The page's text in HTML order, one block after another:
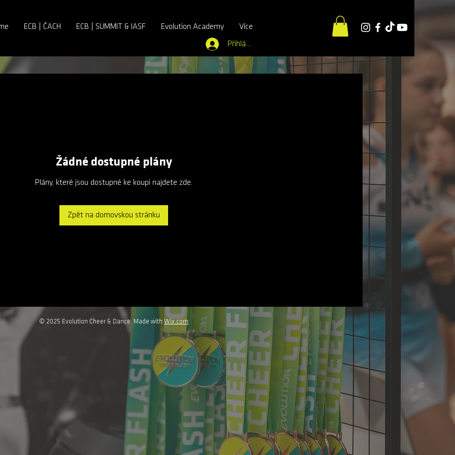
ECB | ČACH ECB | SUMMIT & IASF Evolution Academy Více
Přihlásit se
Žádné dostupné plány
Plány, které jsou dostupné ke koupi najdete zde.
Zpět na domovskou stránku
© 2025 Evolution Cheer & Dance. Made with Wix.com